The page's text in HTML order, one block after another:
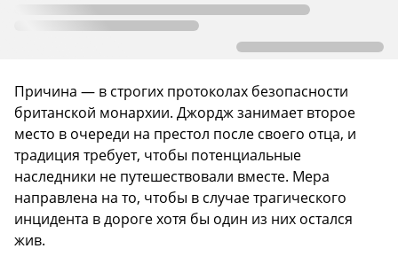
Причина — в строгих протоколах безопасности
британской монархии. Джордж занимает второе
место в очереди на престол после своего отца, и
традиция требует, чтобы потенциальные
наследники не путешествовали вместе. Мера
направлена на то, чтобы в случае трагического
инцидента в дороге хотя бы один из них остался
жив.